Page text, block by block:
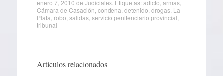
enero 7, 2010 de Judiciales. Etiquetas:adicto armas,
Cámara de Casación condena detenido drogas, La
Plata robo salidas, servicio penitenciario provincial
tribunal
Artículos relacionados